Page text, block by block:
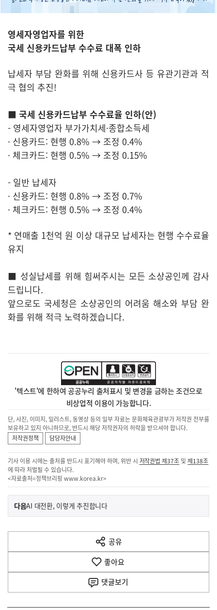
영세자영업자를 위한
국세 신용카드납부 수수료 대폭 인하
납세자 부담 완화를 위해 신용카드사 등 유관기관과 적
극 협의 추진!
■ 국세 신용카드납부 수수료율 인하(안)
- 영세자영업자 부가가치세·종합소득세
· 신용카드: 현행 0.8% → 조정 0.4%
· 체크카드: 현행 0.5% → 조정 0.15%
- 일반 납세자
· 신용카드: 현행 0.8% → 조정 0.7%
· 체크카드: 현행 0.5% → 조정 0.4%
* 연매출 1천억 원 이상 대규모 납세자는 현행 수수료율
유지
■ 성실납세를 위해 힘써주시는 모든 소상공인께 감사
드립니다.
앞으로도 국세청은 소상공인의 어려움 해소와 부담 완
화를 위해 적극 노력하겠습니다.
'텍스트'에 한하여 공공누리 출처표시 및 변경을 금하는 조건으로
비상업적 이용이 가능합니다.
단, 사진, 이미지, 일러스트, 동영상 등의 일부 자료는 문화체육관광부가 저작권 전부를
보유하고 있지 아니하므로, 반드시 해당 저작권자의 허락을 받으셔야 합니다.
저작권정책
담당자안내
기사 이용 시에는 출처를 반드시 표기해야 하며, 위반 시 저작권법 제37조 및제138조
에 따라 처벌될 수 있습니다.
<자료출처=정책브리핑 www.korea.kr>
이
전
다
음
다음기
AI 대전환, 이렇게 추진합니다
공유
열
기
좋아요
댓글보기